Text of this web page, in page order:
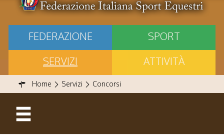
FEDERAZIONE
SPORT
SERVIZI
ATTIVITÀ
Home Servizi Concorsi